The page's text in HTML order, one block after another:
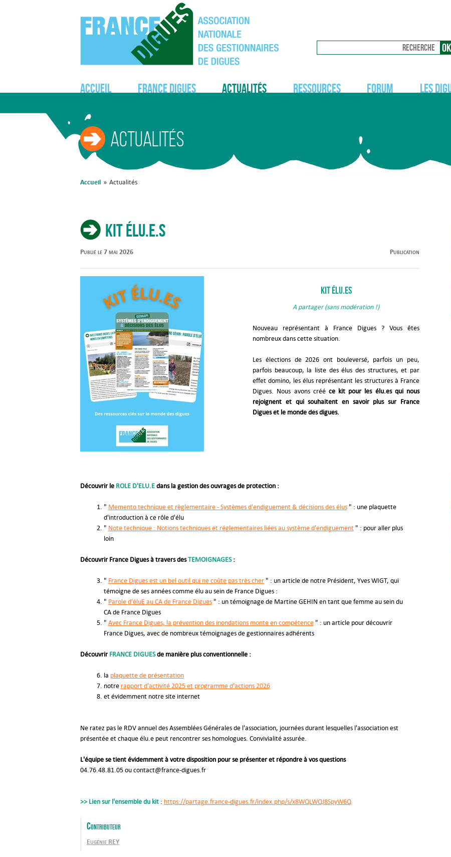
Accueil France Digues Actualités Ressources Forum Les
Accueil » Actualités
Actualités
Kit élu.e.s
Publié le 7 mai 2026 Publication
Kit élu.es
A partager (sans modération !)
Nouveau représentant à France Digues ? Vous êtes
nombreux dans cette situation.
Les élections de 2026 ont bouleversé, parfois un peu,
parfois beaucoup, la liste des élus des structures, et par
effet domino, les élus représentant les structures à France
Digues. Nous avons créé ce kit pour les élu.es qui nous
rejoignent et qui souhaitent en savoir plus sur France
Digues et le monde des digues.
Découvrir le ROLE D'ELU.Edans la gestion des ouvrages de protection :
" Memento technique et règlementaire - Systèmes d'endiguement & décisions des élus" : une plaquette
d'introduction à ce rôle d'élu
" Note technique : Notions techniques et réglementaires liées au système d'endiguement" : pour aller plus
loin
Découvrir France Digues à travers desTEMOIGNAGES:
" France Digues est un bel outil qui ne coûte pas très cher" : un article de notre Président, Yves WIGT, qui
témoigne de ses années comme élu au sein de France Digues :
" Parole d’éluE au CA de France Digues" : un témoignage de Martine GEHIN en tant que femme au sein du
CA de France Digues
" Avec France Digues, la prévention des inondations monte en compétence" : un article pour découvrir
France Digues, avec de nombreux témoignages de gestionnaires adhérents
DécouvrirFRANCE DIGUESde manière plus conventionnelle :
la plaquette de présentation
notre rapport d'activité 2025 et programme d'actions 2026
et évidemment notre site internet
Ne ratez pas le RDV annuel des Assemblées Générales de l'association, journées durant lesquelles l'association est
présentée et chaque élu.e peut rencontrer ses homologues. Convivialité assurée.
L'équipe se tient évidemment à votre disposition pour se présenter et répondre à vos questions
04.76.48.81.05 ou contact@france-digues.fr
>> Lien sur l'ensemble du kit : https://partage.france-digues.fr/index.php/s/x8WQLWQJ8SpyW6Q
Contributeur
Eugénie REY